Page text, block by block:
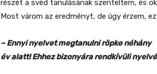
részét a svéd tanulásának szenteltem, és
Most várom az eredményt, de úgy érzem,
– Ennyi nyelvet megtanulni röpke néhány
év alatt! Ehhez bizonyára rendkívüli